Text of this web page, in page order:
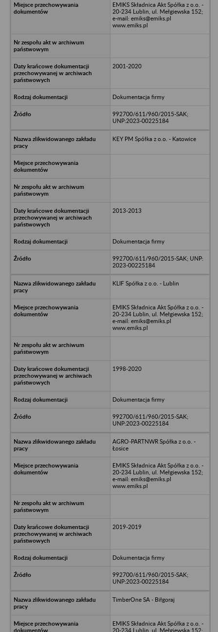
EMIKS Składnica Akt Spółka z o.o. -
20-234 Lublin, ul. Mełgiewska 152;
e-mail: emiks@emiks.pl
www.emiks.pl
2001-2020
Dokumentacja firmy
992700/611/960/2015-SAK;
UNP:2023-00225184
KEY PM Spółka z o.o. - Katowice
2013-2013
Dokumentacja firmy
992700/611/960/2015-SAK; UNP:
2023-00225184
KLIF Spółka z o.o. - Lublin
EMIKS Składnica Akt Spółka z o.o. -
20-234 Lublin, ul. Mełgiewska 152;
e-mail: emiks@emiks.pl
www.emiks.pl
1998-2020
Dokumentacja firmy
992700/611/960/2015-SAK;
UNP:2023-00225184
AGRO-PARTNWR Spółka z o.o. -
Łosice
EMIKS Składnica Akt Spółka z o.o. -
20-234 Lublin, ul. Mełgiewska 152;
e-mail: emiks@emiks.pl
www.emiks.pl
2019-2019
Dokumentacja firmy
992700/611/960/2015-SAK;
UNP:2023-00225184
TimberOne SA - Biłgoraj
EMIKS Składnica Akt Spółka z o.o. -
20-234 Lublin, ul. Mełgiewska 152;